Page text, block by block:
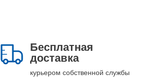
Бесплатная
доставка
курьером собственной службы